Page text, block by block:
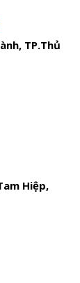
TP.Thủ
Hiệp,